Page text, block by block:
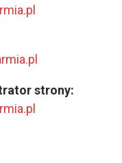
strony: